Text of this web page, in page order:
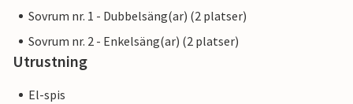
Sovrum nr. 1 - Dubbelsäng(ar) (2 platser)
Sovrum nr. 2 - Enkelsäng(ar) (2 platser)
Utrustning
El-spis